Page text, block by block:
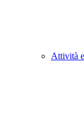
Attività